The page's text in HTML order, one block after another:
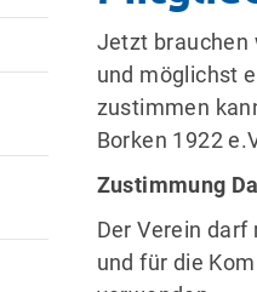
Jetzt brauchen
und möglichst
zustimmen
Borken 1922
Zustimmung
Der Verein
und für die